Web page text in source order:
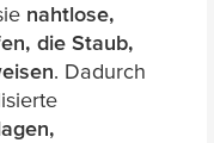
nahtlose,
die Staub,
. Dadurch